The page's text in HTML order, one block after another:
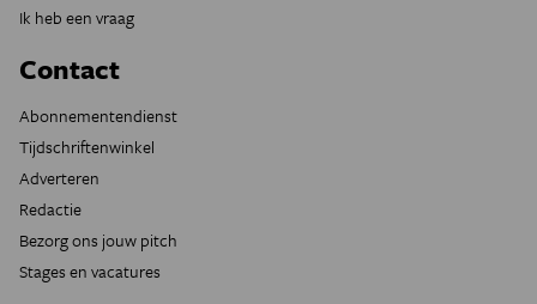
Ik heb een vraag
Contact
Abonnementendienst
Tijdschriftenwinkel
Adverteren
Redactie
Bezorg ons jouw pitch
Stages en vacatures